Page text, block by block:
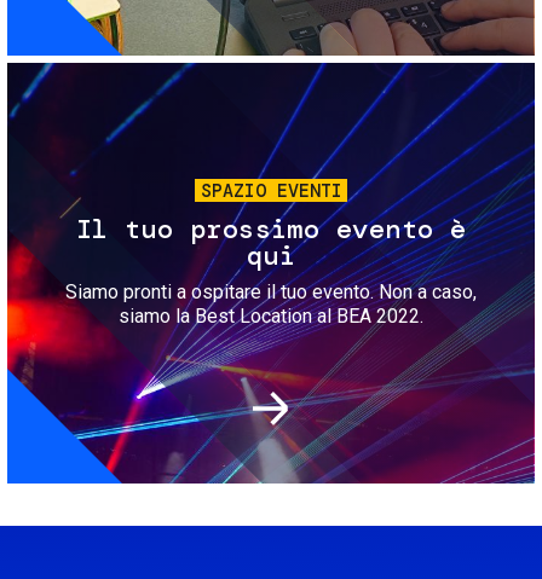
Immagine
SPAZIO EVENTI
Il tuo prossimo evento è
qui
Siamo pronti a ospitare il tuo evento. Non a caso,
siamo la Best Location al BEA 2022.